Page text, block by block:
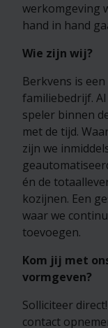
werkomgeving
hand in hand
Wie zijn wij?
Berkvens is
familiebedrijf.
speler binnen
met de tijd.
zijn we
én de
kozijnen. Een
waar we
toevoegen.
Kom jij met
vormgeven?
Solliciteer
contact